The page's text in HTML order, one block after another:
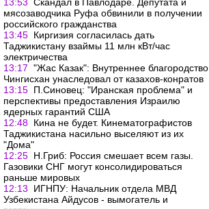
мясозаводчика Руфа обвинили в получении
российского гражданства
13:45 Киргизия согласилась дать
Таджикистану взаймы 11 млн кВт/час
электричества
13:17 "Жас Казак": Внутреннее благородство
Чингисхан унаследовал от казахов-конратов
13:15 П.Синовец: "Иранская проблема" и
перспективы предоставления Израилю
ядерных гарантий США
12:48 Кина не будет. Кинематографистов
Таджикистана насильно выселяют из их
"Дома"
12:25 Н.Гриб: Россия смешает всем газы.
Газовики СНГ могут консолидироваться
раньше мировых
12:13
ИГНПУ: Начальник отдела МВД
Узбекистана Айдусов - вымогатель и